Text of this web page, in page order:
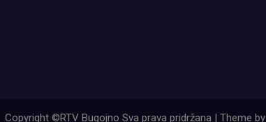
Copyright ©RTV Bugojno Sva prava pridržana | Theme by